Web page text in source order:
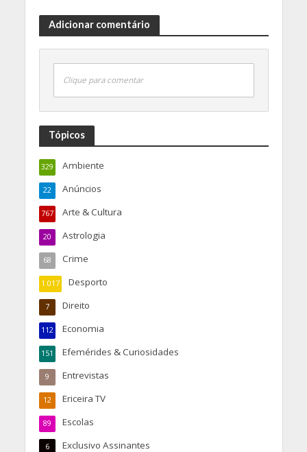
Adicionar comentário
Clique para comentar
Tópicos
Ambiente
329
Anúncios
22
Arte & Cultura
767
Astrologia
20
Crime
68
Desporto
1.017
Direito
7
Economia
112
Efemérides & Curiosidades
151
Entrevistas
9
Ericeira TV
12
Escolas
89
Exclusivo Assinantes
6